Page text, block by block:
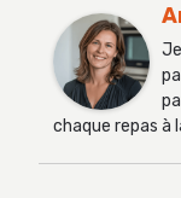
chaque repas à